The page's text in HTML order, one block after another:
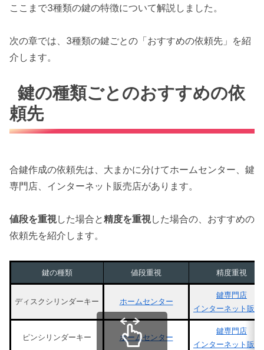
ここまで3種類の鍵の特徴について解説しました。
次の章では、3種類の鍵ごとの「おすすめの依頼先」を紹
介します。
鍵の種類ごとのおすすめの依
頼先
合鍵作成の依頼先は、大まかに分けてホームセンター、鍵
専門店、インターネット販売店があります。
値段を重視した場合と精度を重視した場合の、おすすめの
依頼先を紹介します。
鍵の種類 値段重視 精度重視
ディスクシリンダーキー ホームセンター
鍵専門店
インターネット販売
ピンシリンダーキー ホームセンター
鍵専門店
インターネット販売